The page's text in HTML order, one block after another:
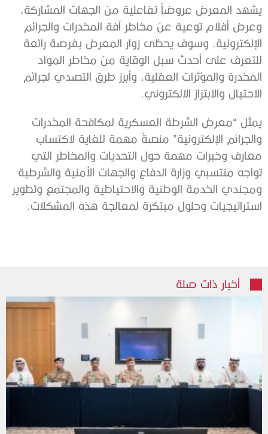
يشهد المعرض عروضاً تفاعلية من الجهات المشاركة،
وعرض أفلام توعية عن مخاطر آفة المخدرات والجرائم
الإلكترونية. وسوف يحظى زوار المعرض بفرصة رائعة
للتعرف على أحدث سبل الوقاية من مخاطر المواد
المخدرة والمؤثرات العقلية، وأبرز طرق التصدي لجرائم
الاحتيال والابتزاز الالكتروني.
يمثل “معرض الشرطة العسكرية لمكافحة المخدرات
والجرائم الإلكترونية” منصةً مهمة للغاية لاكتساب
معارف وخبرات مهمة حول التحديات والمخاطر التي
تواجه منتسبي وزارة الدفاع والجهات الأمنية والشرطية
ومجندي الخدمة الوطنية والاحتياطية والمجتمع وتطوير
استراتيجيات وحلول مبتكرة لمعالجة هذه المشكلات.
أخبار ذات صلة